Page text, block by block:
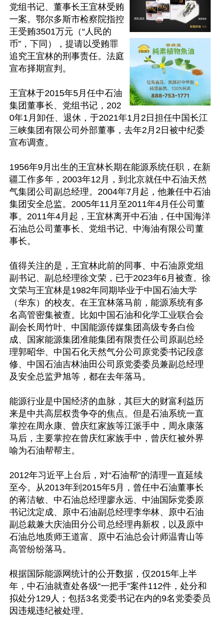
党组书记、董事长王宜林受贿
一案。鄂尔多斯市检察院指控
王受贿3501万元（“人民的
币”，下同），提请以受贿罪
追究王宜林的刑事责任。法庭
宣布择期宣判。
王宜林于2015年5月任中石油
集团董事长、党组书记，202
0年1月卸任、退休，于2021年1月2日担任中国长江
三峡集团有限公司外部董事，去年2月2日被中纪委
宣布调查。
1956年9月出生的王宜林长期在能源系统任职，在新
疆工作多年，2003年12月，到北京就任中石油天然
气集团公司副总经理。2004年7月起，他兼任中石油
集团安全总监。2005年11月至2011年4月任公司董
事。2011年4月起，王宜林离开中石油，任中国海洋
石油总公司董事长、党组书记、中海油有限公司董
事长。
值得关注的是，王宜林此前的同事、中石油原党组
副书记、副总经理徐文荣，已于2023年6月被查。徐
文荣与王宜林是1982年同期毕业于中国石油大学
（华东）的校友。在王宜林落马前，能源系统有多
名高管密集被查。比如中国石油和化学工业联合会
副会长周竹叶、中国能源传媒集团高级专务白俭
成、国家能源集团准能集团有限责任公司原副总经
理郭昭华、中国石化天然气分公司原党委书记段彦
修、中国石油吉林油田公司原党委委员兼副总经理
及安全总监尹旭等，都在去年落马。
能源行业是中国经济的血脉，其巨大的财富利益历
来是中共高层权贵争夺的焦点。但是石油系统一直
掌控在周永康、曾庆红家族等江派手中，周永康落
马后，主要掌控在曾庆红家族手中，曾庆红被外界
喻为石油帮帮主。
2012年习近平上台后，对“石油帮”的清理一直延续
至今。从2013年到2015年5月，曾任中石油董事长
的蒋洁敏、中石油总经理廖永远、中油国际党委原
书记沈定成、原中石油副总经理李华林、原中石油
副总裁兼大庆油田分公司总经理冉新权，以及原中
石油总地质师王道富、原中石油总会计师温青山等
高管纷纷落马。
根据国际能源网统计的公开数据，仅2015年上半
年，中石油就查处各级“一把手”案件112件，处分和
拟处分129人；包括3名党委书记在内的9名党委委员
因违规违纪被处理。